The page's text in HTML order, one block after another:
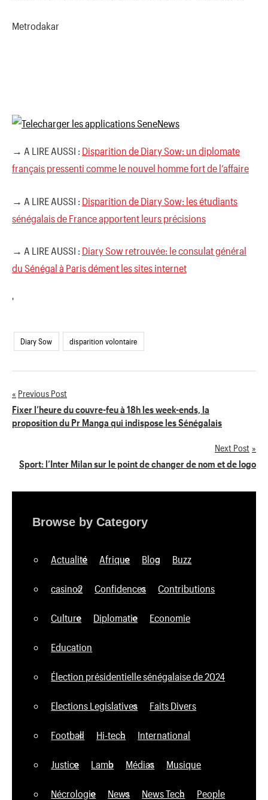
Metrodakar
→ A LIRE AUSSI : Disparition de Diary Sow: un diplomate
français pressenti comme le nouvel homme fort de l’affaire
→ A LIRE AUSSI : Disparition de Diary Sow: les étudiants
sénégalais de France apportent leurs précisions
→ A LIRE AUSSI : Diary Sow retrouvée: le consulat général
du Sénégal à Paris dément les sites internet
'
Diary Sow disparition volontaire
Navigation
de
Previous Post
Fixer l’heure du couvre-feu à 18h les week-ends, la
proposition du Pr Manga qui indispose les Sénégalais
Next Post
Sport: l’Inter Milan sur le point de changer de nom et de logo
Browse by Category
Actualité Afrique Blog Buzz
casino2 Confidences Contributions
Culture Diplomatie Economie
Education
Élection présidentielle sénégalaise de 2024
Elections Legislatives Faits Divers
Football Hi-tech International
Justice Lamb Médias Musique
Nécrologie News News Tech People